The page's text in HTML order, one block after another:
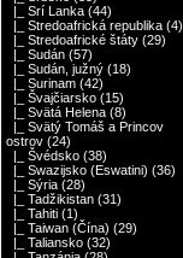
|_ Srí Lanka (44)
|_ Stredoafrická republika (4)
|_ Stredoafrické štáty (29)
|_ Sudán (57)
|_ Sudán, južný (18)
|_ Surinam (42)
|_ Švajčiarsko (15)
|_ Svätá Helena (8)
|_ Svätý Tomáš a Princov
ostrov (24)
|_ Švédsko (38)
|_ Swazijsko (Eswatini) (36)
|_ Sýria (28)
|_ Tadžikistan (31)
|_ Tahiti (1)
|_ Taiwan (Čína) (29)
|_ Taliansko (32)